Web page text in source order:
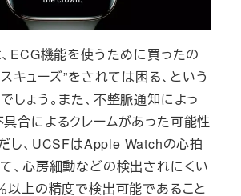
ECG機能を使うために買ったの
キューズ”をされては困る、という
しょう。また、不整脈通知によっ
合によるクレームがあった可能性
し、UCSFはApple Watchの心拍
、心房細動などの検出されにくい
以上の精度で検出可能であること